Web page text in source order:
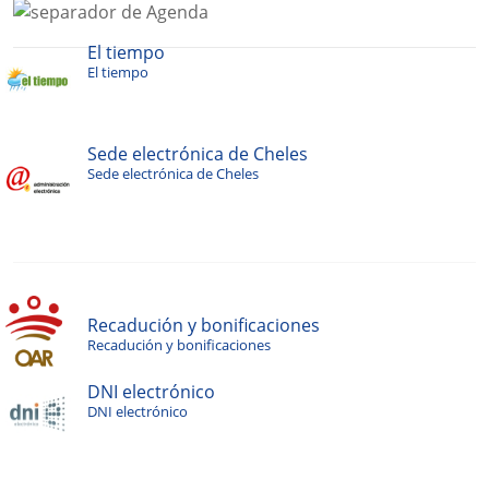
El tiempo
El tiempo
Sede electrónica de Cheles
Sede electrónica de Cheles
Recadución y bonificaciones
Recadución y bonificaciones
DNI electrónico
DNI electrónico